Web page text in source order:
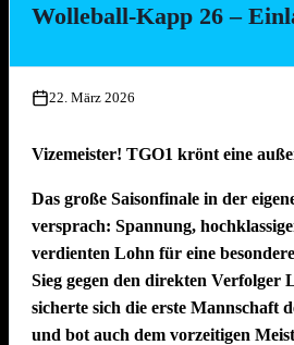
Wolleball-Kapp 26 –
22. März 2026
Vizemeister! TGO1 krönt eine
Das große Saisonfinale in der
versprach: Spannung,
verdienten Lohn für eine
Sieg gegen den direkten Verfolger
sicherte sich die erste Mannschaft
und bot auch dem vorzeitigen